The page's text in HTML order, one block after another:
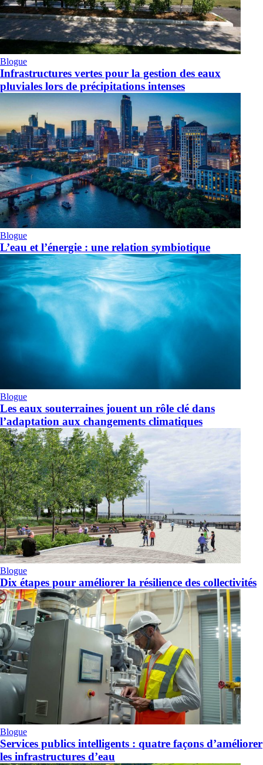
Blogue
Infrastructures vertes pour la gestion des eaux
pluviales lors de précipitations intenses
Blogue
L’eau et l’énergie : une relation symbiotique
Blogue
Les eaux souterraines jouent un rôle clé dans
l’adaptation aux changements climatiques
Blogue
Dix étapes pour améliorer la résilience des collectivités
Blogue
Services publics intelligents : quatre façons d’améliorer
les infrastructures d’eau